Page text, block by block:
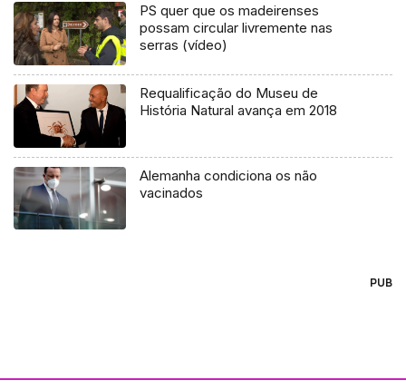
PS quer que os madeirenses
possam circular livremente nas
serras (vídeo)
Requalificação do Museu de
História Natural avança em 2018
Alemanha condiciona os não
vacinados
PUB